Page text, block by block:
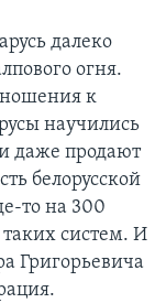
далеко
огня.
к
научились
даже продают
белорусской
то на 300
систем. И
Григорьевича